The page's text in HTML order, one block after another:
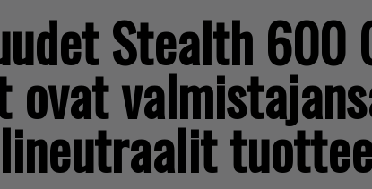
Stealth 600